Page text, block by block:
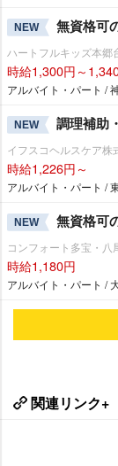
NEW 無資格可
ハートフルキッズ本郷
時給1,300円～
アルバイト・パート /
NEW 調理補助
イフスコヘルスケア株
時給1,226円～
アルバイト・パート /
NEW 無資格可
コンフォート多宝・八
時給1,180円
アルバイト・パート /
関連リンク+